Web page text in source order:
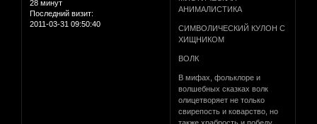
28 минут
Последний визит:
2011-03-31 09:50:40
АНИМАЛИСТИКА
СИМВОЛИЧЕСКИЙ КУЛОН C
ХИЩНИКОМ
ВОЛК
В мифах, фольклоре и
волшебных сказках волк
олицетворяет не только
свирепость и коварство, но